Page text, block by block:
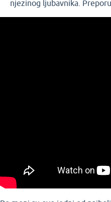
njezinog ljubavnika.